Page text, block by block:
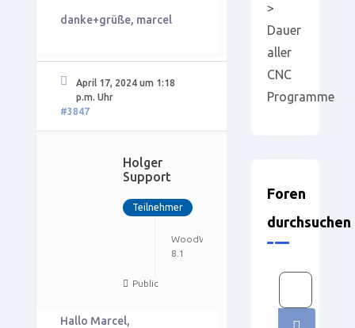
danke+grüße, marcel
April 17, 2024 um 1:18
p.m. Uhr
#3847
Holger
Support
Teilnehmer
WoodWOP
8.1
Public
Hallo Marcel,
>
Dauer
aller
CNC
Programme
Foren
durchsuchen